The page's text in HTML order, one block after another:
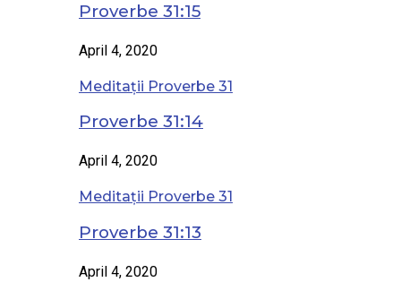
Proverbe 31:15
April 4, 2020
Meditații Proverbe 31
Proverbe 31:14
April 4, 2020
Meditații Proverbe 31
Proverbe 31:13
April 4, 2020